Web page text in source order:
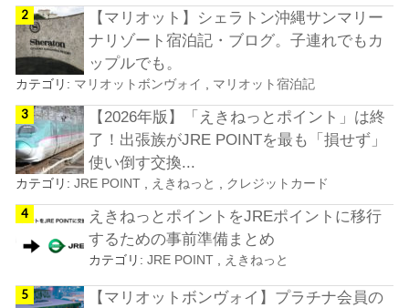
【マリオット】シェラトン沖縄サンマリー
ナリゾート宿泊記・ブログ。子連れでもカ
ップルでも。
カテゴリ: マリオットボンヴォイ , マリオット宿泊記
【2026年版】「えきねっとポイント」は終
了！出張族がJRE POINTを最も「損せず」
使い倒す交換...
カテゴリ:JRE POINT , えきねっと , クレジットカード
えきねっとポイントをJREポイントに移行
するための事前準備まとめ
カテゴリ:JRE POINT , えきねっと
【マリオットボンヴォイ】プラチナ会員の